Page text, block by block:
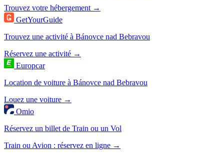
Trouvez votre hébergement →
GetYourGuide
Trouvez une activité à Bánovce nad Bebravou
Réservez une activité →
Europcar
Location de voiture à Bánovce nad Bebravou
Louez une voiture →
Omio
Réservez un billet de Train ou un Vol
Train ou Avion : réservez en ligne →